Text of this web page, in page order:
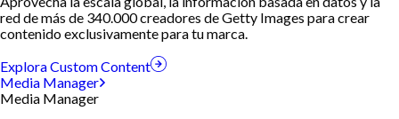
red de más de 340.000 creadores de Getty Images para crear
contenido exclusivamente para tu marca.
Explora Custom Content
Media Manager
Media Manager